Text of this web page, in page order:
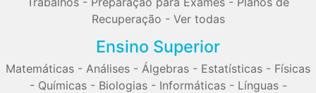
Recuperação - Ver todas
Ensino Superior
Matemáticas - Análises - Álgebras - Estatísticas - Físicas
- Químicas- Biologias- Informáticas- Línguas-